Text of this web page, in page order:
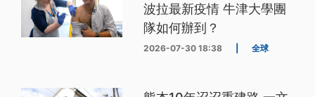
波拉最新疫情 牛津大學團
隊如何辦到？
2026-07-30 18:38 全球